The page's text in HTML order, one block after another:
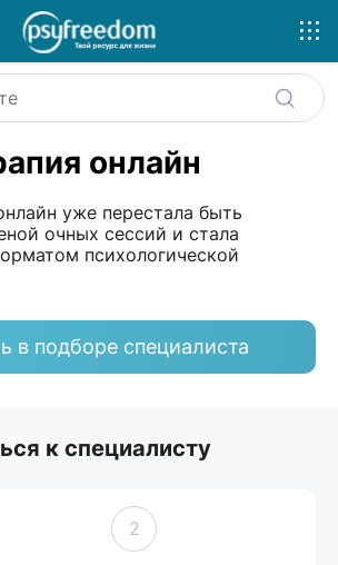
онлайн
уже перестала быть
очных сессий и стала
психологической
в подборе специалиста
к специалисту
2